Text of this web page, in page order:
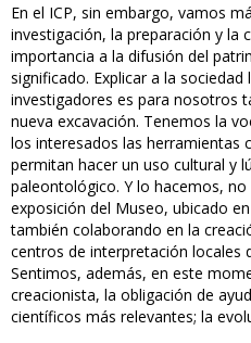
En el ICP, sin embargo, vamos
investigación, la preparación y la
importancia a la difusión del
significado. Explicar a la
investigadores es para nosotros
nueva excavación. Tenemos la
los interesados ​​las herramientas
permitan hacer un uso cultural y
paleontológico. Y lo hacemos,
exposición del Museo, ubicado
también colaborando en la
centros de interpretación locales
Sentimos, además, en este
creacionista, la obligación de
científicos más relevantes; la